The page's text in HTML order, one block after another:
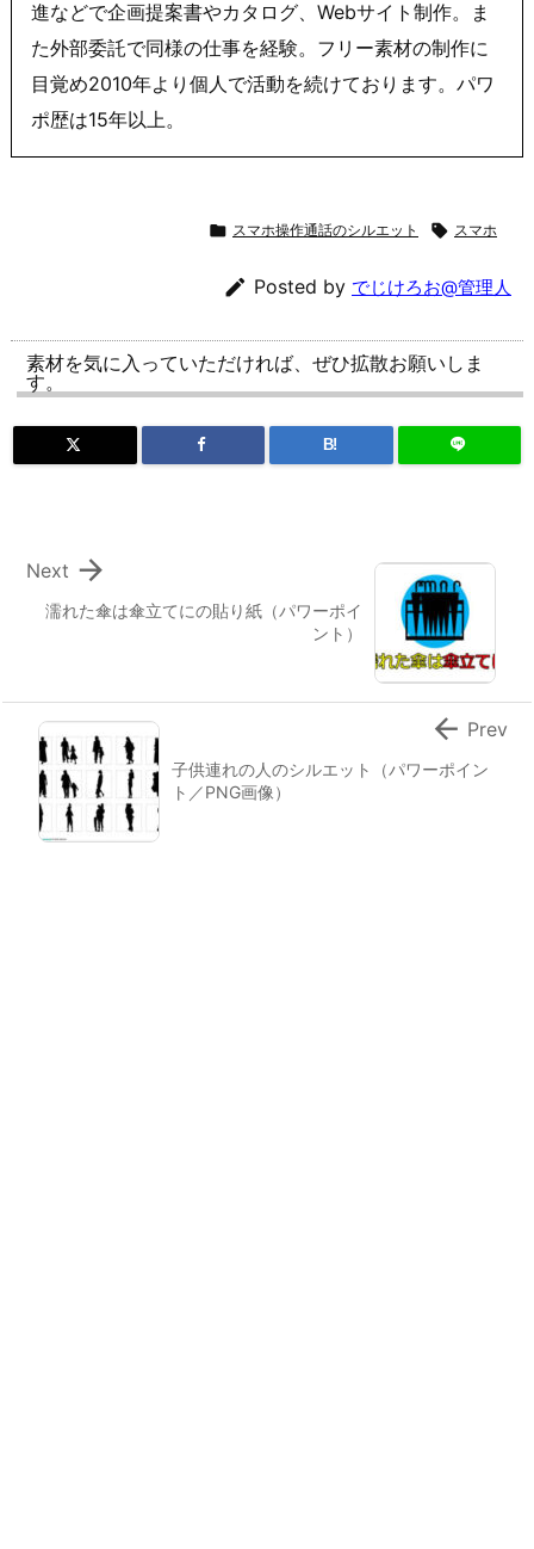
進などで企画提案書やカタログ、Webサイト制作。ま
た外部委託で同様の仕事を経験。フリー素材の制作に
目覚め2010年より個人で活動を続けております。パワ
ポ歴は15年以上。
 スマホ操作通話のシルエット  スマホ
 Posted by でじけろお@管理人
素材を気に入っていただければ、ぜひ拡散お願いしま
す。
B!
濡れた傘は傘立てにの貼り紙（パワーポイ
ント）

Next
子供連れの人のシルエット（パワーポイン
ト／PNG画像）
 Prev